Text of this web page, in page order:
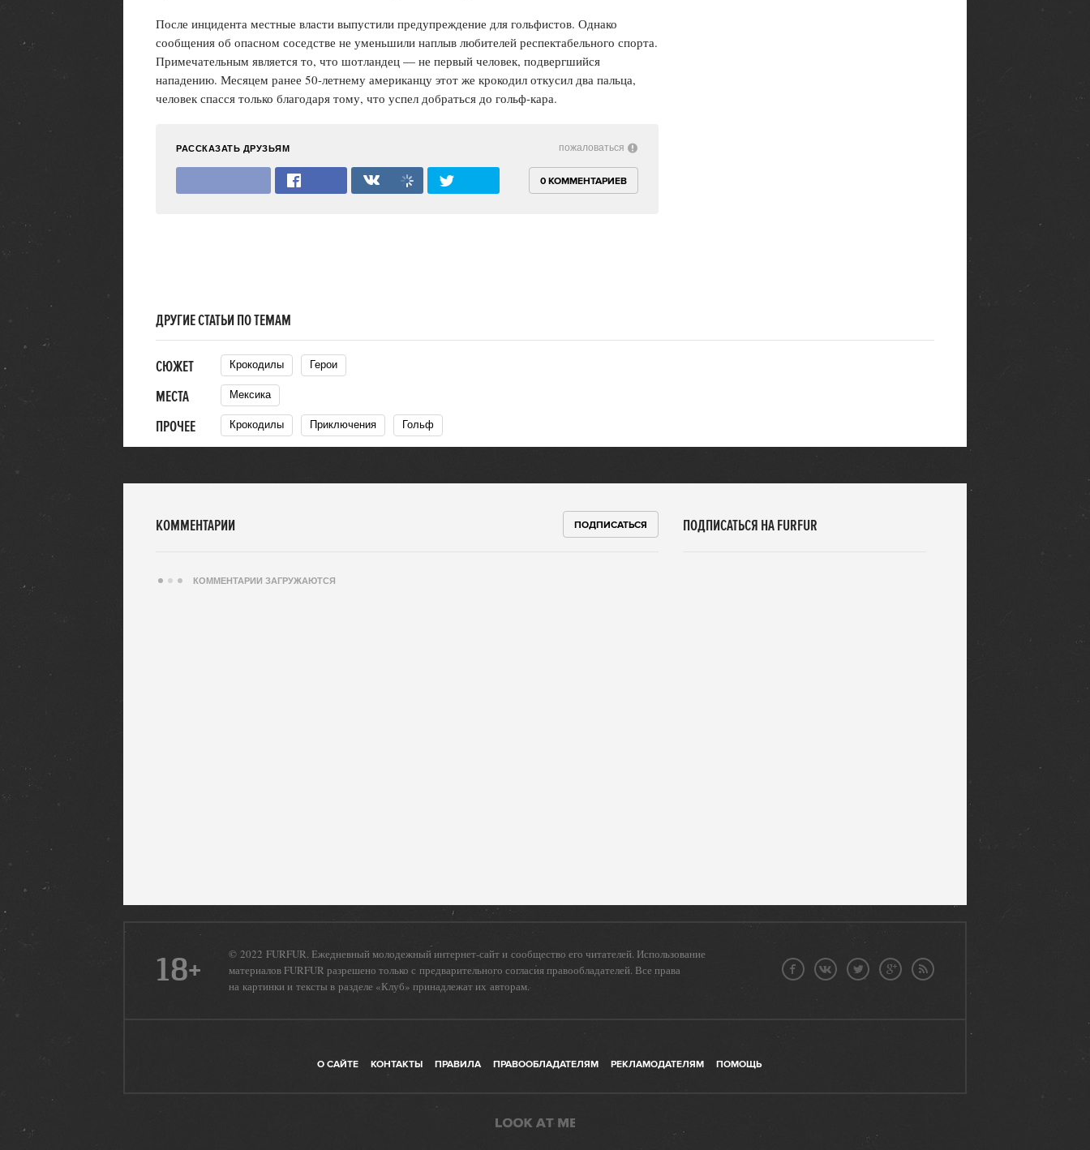
После инцидента местные власти выпустили предупреждение для гольфистов. Однако
сообщения об опасном соседстве не уменьшили наплыв любителей респектабельного спорта.
Примечательным является то, что шотландец — не первый человек, подвергшийся
нападению. Месяцем ранее 50-летнему американцу этот же крокодил откусил два пальца,
человек спасся только благодаря тому, что успел добраться до гольф-кара.
РАССКАЗАТЬ ДРУЗЬЯМ
0 КОММЕНТАРИЕВ
пожаловаться
ДРУГИЕ СТАТЬИ ПО ТЕМАМ
СЮЖЕТ Крокодилы Герои
МЕСТА Мексика
ПРОЧЕЕ Крокодилы Приключения Гольф
КОММЕНТАРИИ ПОДПИСАТЬСЯ
КОММЕНТАРИИ ЗАГРУЖАЮТСЯ
ПОДПИСАТЬСЯ НА FURFUR
18+
© 2022 FURFUR. Ежедневный молодежный интернет-сайт и сообщество его читателей. Использование
материалов FURFUR разрешено только с предварительного согласия правообладателей. Все права
на картинки и тексты в разделе «Клуб» принадлежат их авторам.
О САЙТЕ КОНТАКТЫ ПРАВИЛА ПРАВООБЛАДАТЕЛЯМ РЕКЛАМОДАТЕЛЯМ ПОМОЩЬ